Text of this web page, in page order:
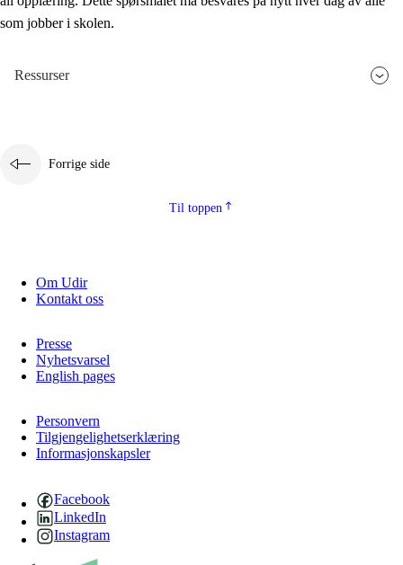
som jobber i skolen.
Ressurser
Forrige side
Til toppen
Om Udir
Kontakt oss
Presse
Nyhetsvarsel
English pages
Personvern
Tilgjengelighetserklæring
Informasjonskapsler
Facebook
LinkedIn
Instagram